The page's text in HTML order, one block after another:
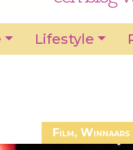
Lifestyle
Film, Winnaars